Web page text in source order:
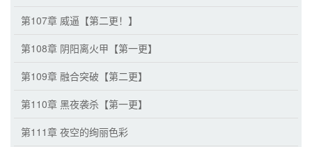
第107章 威逼【第二更！】
第108章 阴阳离火甲【第一更】
第109章 融合突破【第二更】
第110章 黑夜袭杀【第一更】
第111章 夜空的绚丽色彩